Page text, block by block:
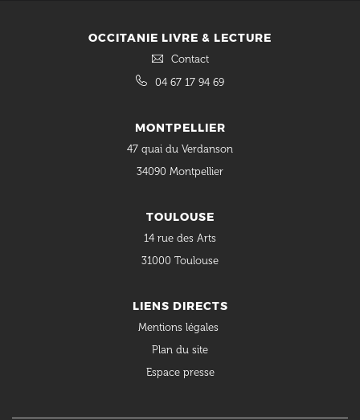
OCCITANIE LIVRE & LECTURE
Contact
04 67 17 94 69
MONTPELLIER
47 quai du Verdanson
34090 Montpellier
TOULOUSE
14 rue des Arts
31000 Toulouse
LIENS DIRECTS
Mentions légales
Plan du site
Espace presse